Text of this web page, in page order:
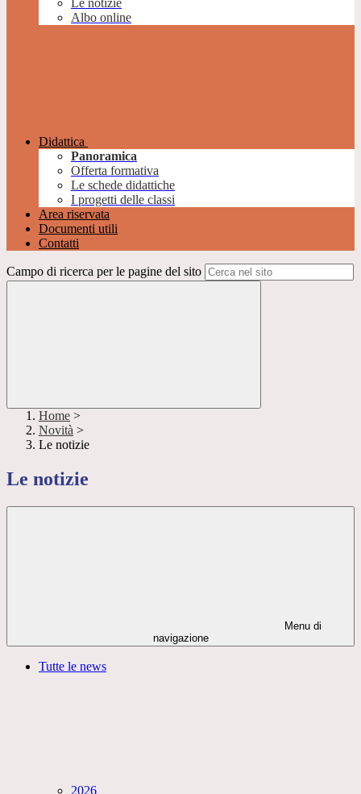
Le notizie
Albo online
Didattica
Panoramica
Offerta formativa
Le schede didattiche
I progetti delle classi
Area riservata
Documenti utili
Contatti
Campo di ricerca per le pagine del sito
Home >
Novità >
Le notizie
Le notizie
Menu di
navigazione
Tutte le news
2026